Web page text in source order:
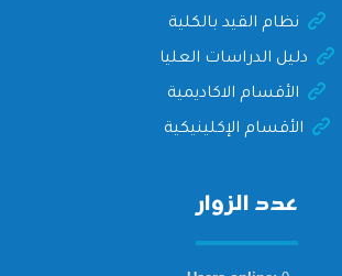
نظام القيد بالكلية
دليل الدراسات العليا
الأقسام الاكاديمية
الأقسام الإكلينيكية
عدد الزوار